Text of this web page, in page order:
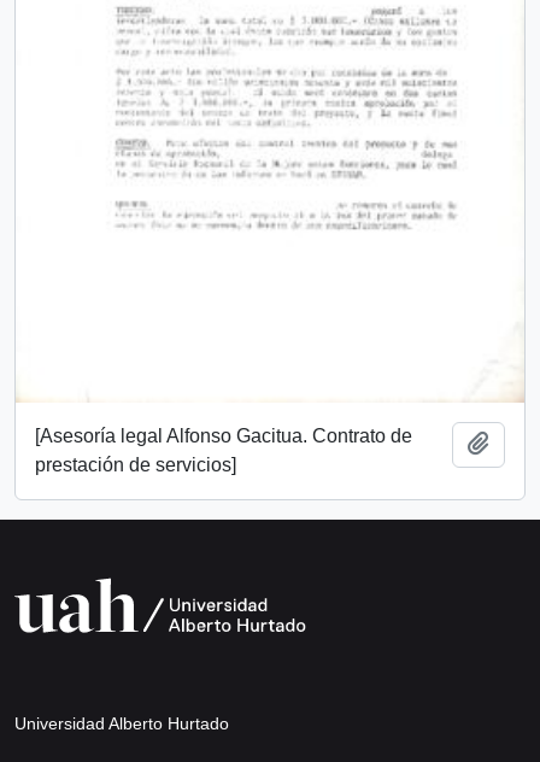
[Asesoría legal Alfonso Gacitua. Contrato de
prestación de servicios]
Universidad Alberto Hurtado